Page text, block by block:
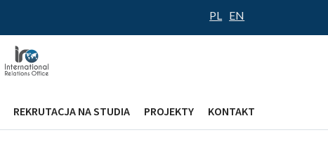
PL EN
REKRUTACJA NA STUDIA PROJEKTY KONTAKT